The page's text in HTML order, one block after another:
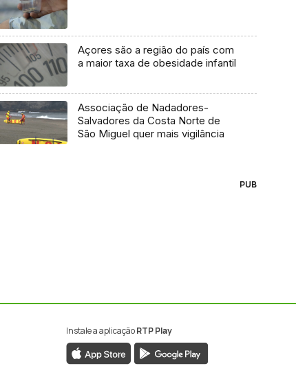
Açores são a região do país com
a maior taxa de obesidade infantil
Associação de Nadadores-
Salvadores da Costa Norte de
São Miguel quer mais vigilância
PUB
Instale a aplicaçãoRTP Play